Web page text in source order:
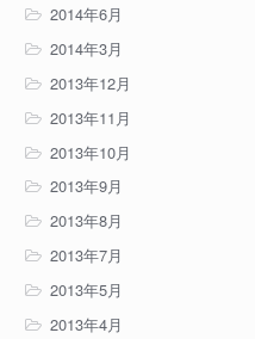
2014年6月
2014年3月
2013年12月
2013年11月
2013年10月
2013年9月
2013年8月
2013年7月
2013年5月
2013年4月